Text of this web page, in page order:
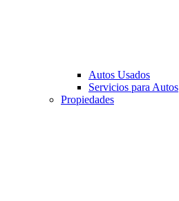
Autos Usados
Servicios para Autos
Propiedades